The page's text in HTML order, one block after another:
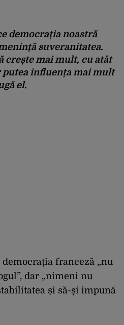
democrația noastră
suveranitatea.
crește mai mult, cu atât
influența mai mult
el.
democrația franceză „nu
dar „nimeni nu
și să-și impună